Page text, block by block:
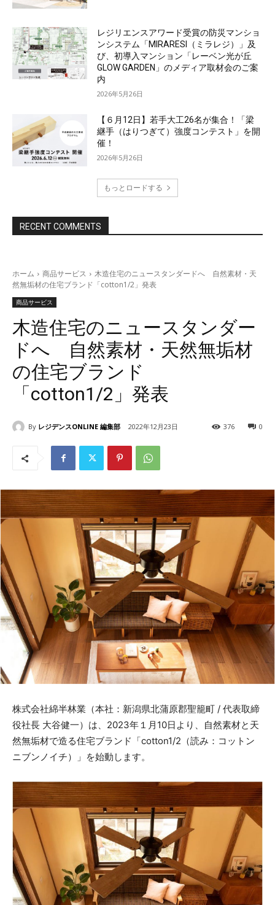
レジリエンスアワード受賞の防災マンショ
ンシステム「MIRARESI（ミラレジ）」及
び、初導入マンション「レーベン光が丘
GLOW GARDEN」のメディア取材会のご案
内
2026年5月26日
【６月12日】若手大工26名が集合！「梁
継手（はりつぎて）強度コンテスト」を開
催！
2026年5月26日
もっとロードする
RECENT COMMENTS